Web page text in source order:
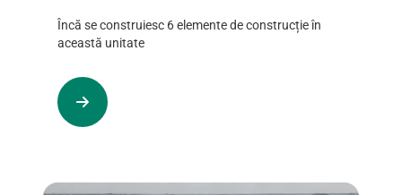
Încă se construiesc 6 elemente de construcție în
această unitate